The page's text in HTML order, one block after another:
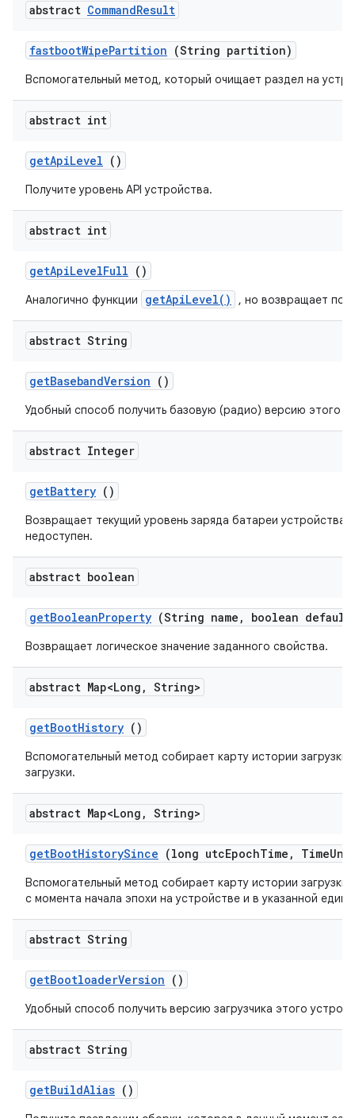
abstract CommandResult
fastbootWipePartition (String partition)
Вспомогательный метод, который очищает раздел на
abstract int
getApiLevel ()
Получите уровень API устройства.
abstract int
getApiLevelFull ()
Аналогично функции getApiLevel() , но возвращает
abstract String
getBasebandVersion ()
Удобный способ получить базовую (радио) версию этого
abstract Integer
getBattery ()
Возвращает текущий уровень заряда батареи устройства
недоступен.
abstract boolean
getBooleanProperty (String name , boolean default
Возвращает логическое значение заданного свойства.
abstract Map<Long , String>
getBootHistory ()
Вспомогательный метод собирает карту истории
загрузки.
abstract Map<Long , String>
getBootHistorySince (long utcEpochTime , Time
Вспомогательный метод собирает карту истории
с момента начала эпохи на устройстве и в указанной
abstract String
getBootloaderVersion ()
Удобный способ получить версию загрузчика этого
abstract String
getBuildAlias ()